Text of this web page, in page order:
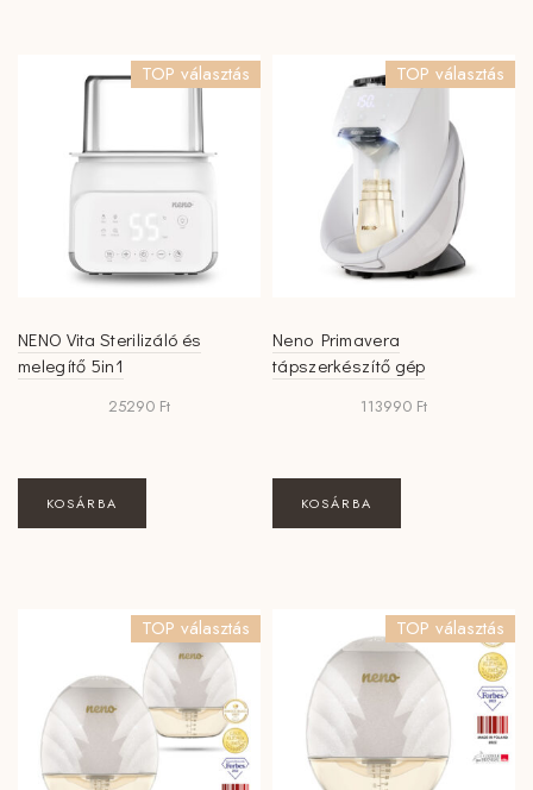
TOP választás
NENO Vita Sterilizáló és
melegítő 5in1
25290 Ft
KOSÁRBA
TOP választás
Neno Primavera
tápszerkészítő gép
113990 Ft
KOSÁRBA
TOP választás TOP választás